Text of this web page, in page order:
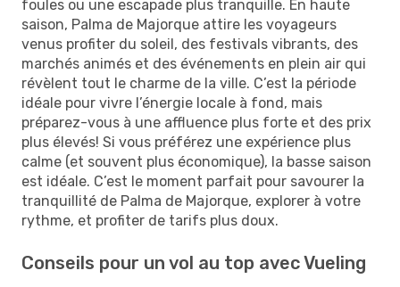
foules ou une escapade plus tranquille. En haute
saison, Palma de Majorque attire les voyageurs
venus profiter du soleil, des festivals vibrants, des
marchés animés et des événements en plein air qui
révèlent tout le charme de la ville. C’est la période
idéale pour vivre l’énergie locale à fond, mais
préparez-vous à une affluence plus forte et des prix
plus élevés! Si vous préférez une expérience plus
calme (et souvent plus économique), la basse saison
est idéale. C’est le moment parfait pour savourer la
tranquillité de Palma de Majorque, explorer à votre
rythme, et profiter de tarifs plus doux.
Conseils pour un vol au top avec Vueling